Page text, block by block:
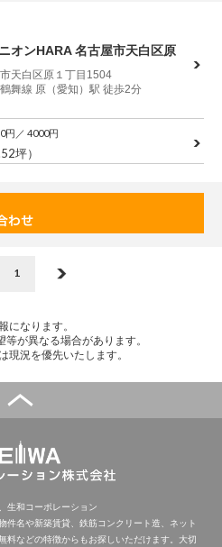
オンHARA 名古屋市天白区原
天白区原１丁目1504
舞線 原（愛知）駅 徒歩2分
0円 ／ 4000円
坪）
1
になります。
が異なる場合があります。
況を優先いたします。
生和コーポレーション
件名や新築賃貸、鉄筋コンクリート造、ネット
料などの特徴からもお探しいただけます。大切